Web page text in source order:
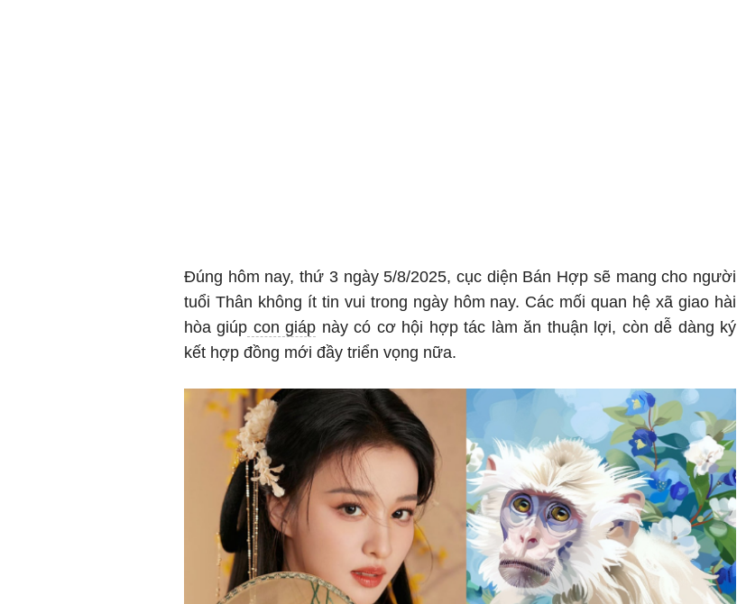
Đúng hôm nay, thứ 3 ngày 5/8/2025, cục diện Bán Hợp sẽ mang cho người
tuổi Thân không ít tin vui trong ngày hôm nay. Các mối quan hệ xã giao hài
hòa giúp con giáp này có cơ hội hợp tác làm ăn thuận lợi, còn dễ dàng ký
kết hợp đồng mới đầy triển vọng nữa.